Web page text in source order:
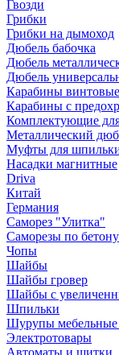
Гвозди
Грибки
Грибки на дымоход
Дюбель бабочка
Дюбель
Дюбель
Карабины винтовые
Карабины с
Комплектующие
Металлический
Муфты для
Насадки магнитные
Driva
Китай
Германия
Саморез "Улитка"
Саморезы по
Чопы
Шайбы
Шайбы гровер
Шайбы с
Шпильки
Шурупы мебельные
Электротовары
Автоматы и щитки